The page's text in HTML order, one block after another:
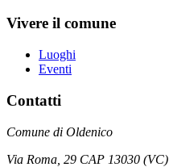
Vivere il comune
Luoghi
Eventi
Contatti
Comune di Oldenico
Via Roma, 29 CAP 13030 (VC)